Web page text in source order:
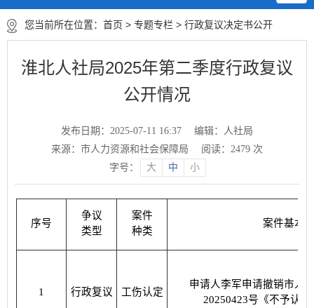
您当前所在位置： 首页 > 专题专栏 > 行政复议决定书公开
淮北人社局2025年第二季度行政复议
公开情况
发布日期：2025-07-11 16:37
编辑：人社局
来源：市人力资源和社会保障局
阅读： 2479 次
字号：
大 中 小
序号
争议
类型
案件
种类
案件基本
1 行政复议 工伤认定
申请人李军申请撤销市人
20250423号《不予认